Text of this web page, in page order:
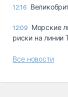
12:16
12:09 Морские
риски на линии
Все новости